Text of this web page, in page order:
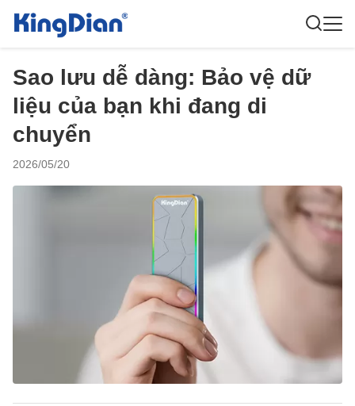
Sao lưu dễ dàng: Bảo vệ dữ
liệu của bạn khi đang di
chuyển
2026/05/20